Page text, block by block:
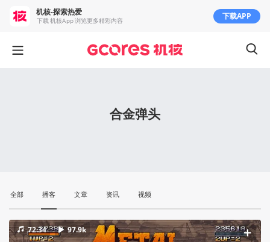
合金弹头
全部 播客 文章 资讯 视频
72:34 97.9k
机核-探索热爱
下载 机核App 浏览更多精彩内容 下载APP